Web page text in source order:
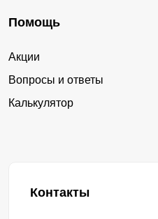
Помощь
Акции
Вопросы и ответы
Калькулятор
Контакты